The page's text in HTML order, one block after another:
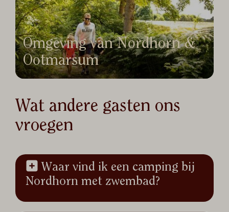
Omgeving van Nordhorn &
Ootmarsum
Wat andere gasten ons
vroegen
Waar vind ik een camping bij
Nordhorn met zwembad?